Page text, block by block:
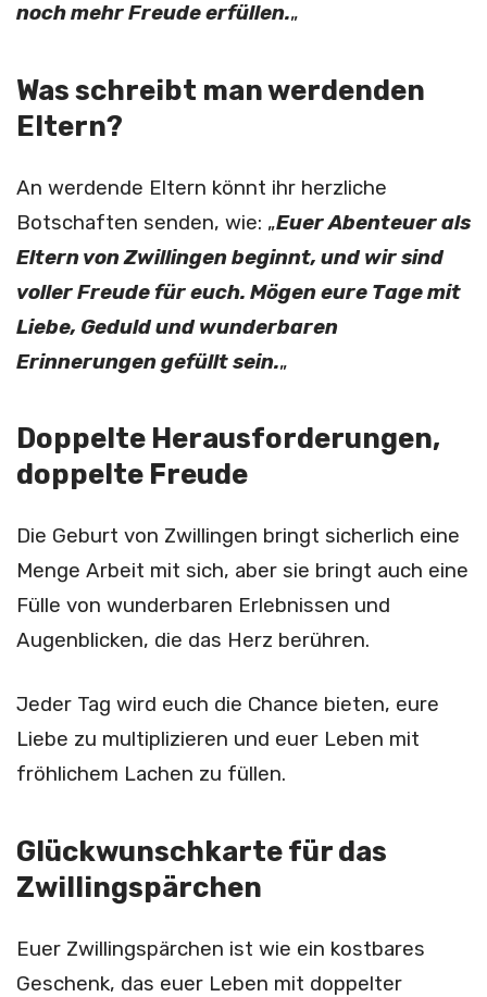
noch mehr Freude erfüllen.„
Was schreibt man werdenden
Eltern?
An werdende Eltern könnt ihr herzliche
Botschaften senden, wie: „Euer Abenteuer als
Eltern von Zwillingen beginnt, und wir sind
voller Freude für euch. Mögen eure Tage mit
Liebe, Geduld und wunderbaren
Erinnerungen gefüllt sein.„
Doppelte Herausforderungen,
doppelte Freude
Die Geburt von Zwillingen bringt sicherlich eine
Menge Arbeit mit sich, aber sie bringt auch eine
Fülle von wunderbaren Erlebnissen und
Augenblicken, die das Herz berühren.
Jeder Tag wird euch die Chance bieten, eure
Liebe zu multiplizieren und euer Leben mit
fröhlichem Lachen zu füllen.
Glückwunschkarte für das
Zwillingspärchen
Euer Zwillingspärchen ist wie ein kostbares
Geschenk, das euer Leben mit doppelter